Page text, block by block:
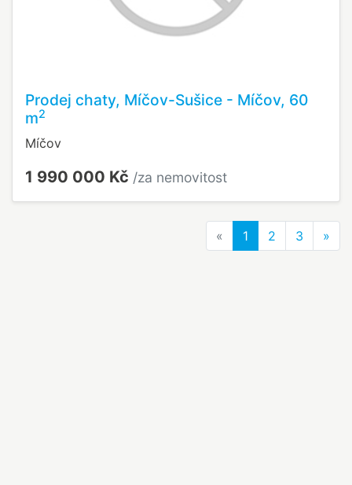
Prodej chaty, Míčov-Sušice - Míčov, 60
m2
Míčov
1 990 000 Kč /za nemovitost
« Previous
1 2 3 »